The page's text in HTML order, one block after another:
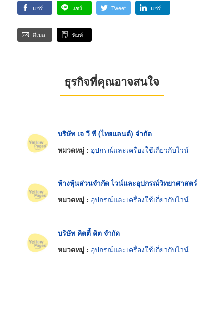
แชร์ แชร์ Tweet แชร์
อีเมล พิมพ์
ธุรกิจที่คุณอาจสนใจ
บริษัท เจ วี พี (ไทยแลนด์) จำกัด
หมวดหมู่ : อุปกรณ์และเครื่องใช้เกี่ยวกับไวน์
ห้างหุ้นส่วนจำกัด ไวน์และอุปกรณ์วิทยาศาสตร์
หมวดหมู่ : อุปกรณ์และเครื่องใช้เกี่ยวกับไวน์
บริษัท คิตตี้ คิต จำกัด
หมวดหมู่ : อุปกรณ์และเครื่องใช้เกี่ยวกับไวน์